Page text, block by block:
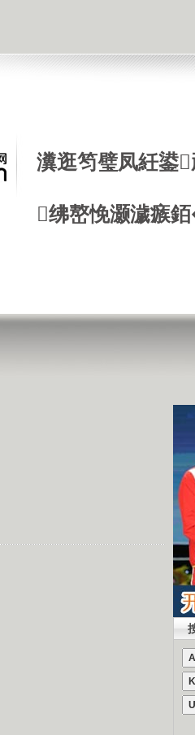
瀵逛笉璧凤紝鍙
绋嶅悗灏濊瘯
A
K
U